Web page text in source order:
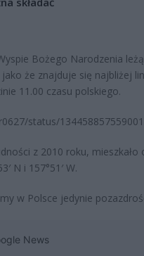
Bożego Narodzenia
że znajduje się najbliżej
11.00 czasu polskiego.
status/
z 2010 roku, mieszkało
N i 157°51′ W.
w Polsce jedynie
News